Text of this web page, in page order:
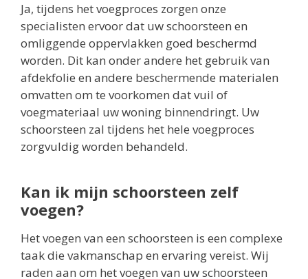
Ja, tijdens het voegproces zorgen onze
specialisten ervoor dat uw schoorsteen en
omliggende oppervlakken goed beschermd
worden. Dit kan onder andere het gebruik van
afdekfolie en andere beschermende materialen
omvatten om te voorkomen dat vuil of
voegmateriaal uw woning binnendringt. Uw
schoorsteen zal tijdens het hele voegproces
zorgvuldig worden behandeld.
Kan ik mijn schoorsteen zelf
voegen?
Het voegen van een schoorsteen is een complexe
taak die vakmanschap en ervaring vereist. Wij
raden aan om het voegen van uw schoorsteen